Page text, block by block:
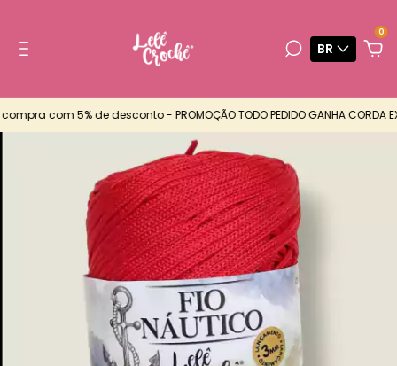
BR
0
com 5% de desconto - PROMOÇÃO TODO PEDIDO GANHA